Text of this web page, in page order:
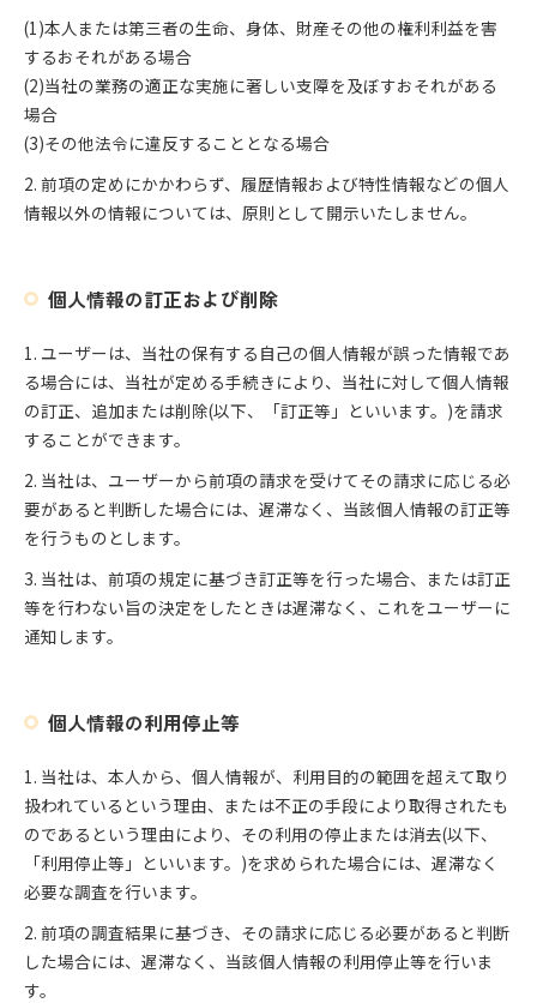
(1)本人または第三者の生命、身体、財産その他の権利利益を害
するおそれがある場合
(2)当社の業務の適正な実施に著しい支障を及ぼすおそれがある
場合
(3)その他法令に違反することとなる場合
2. 前項の定めにかかわらず、履歴情報および特性情報などの個人
情報以外の情報については、原則として開示いたしません。
個人情報の訂正および削除
1. ユーザーは、当社の保有する自己の個人情報が誤った情報であ
る場合には、当社が定める手続きにより、当社に対して個人情報
の訂正、追加または削除(以下、「訂正等」といいます。)を請求
することができます。
2. 当社は、ユーザーから前項の請求を受けてその請求に応じる必
要があると判断した場合には、遅滞なく、当該個人情報の訂正等
を行うものとします。
3. 当社は、前項の規定に基づき訂正等を行った場合、または訂正
等を行わない旨の決定をしたときは遅滞なく、これをユーザーに
通知します。
個人情報の利用停止等
1. 当社は、本人から、個人情報が、利用目的の範囲を超えて取り
扱われているという理由、または不正の手段により取得されたも
のであるという理由により、その利用の停止または消去(以下、
「利用停止等」といいます。)を求められた場合には、遅滞なく
必要な調査を行います。
2. 前項の調査結果に基づき、その請求に応じる必要があると判断
した場合には、遅滞なく、当該個人情報の利用停止等を行いま
す。